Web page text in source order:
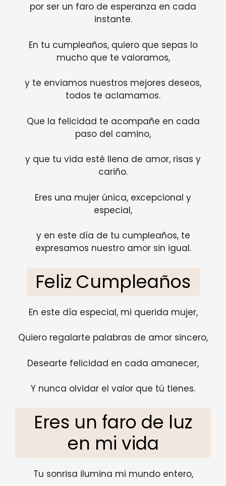
por ser un faro de esperanza en cada
instante.
En tu cumpleaños, quiero que sepas lo
mucho que te valoramos,
y te enviamos nuestros mejores deseos,
todos te aclamamos.
Que la felicidad te acompañe en cada
paso del camino,
y que tu vida esté llena de amor, risas y
cariño.
Eres una mujer única, excepcional y
especial,
y en este día de tu cumpleaños, te
expresamos nuestro amor sin igual.
Feliz Cumpleaños
En este día especial, mi querida mujer,
Quiero regalarte palabras de amor sincero,
Desearte felicidad en cada amanecer,
Y nunca olvidar el valor que tú tienes.
Eres un faro de luz
en mi vida
Tu sonrisa ilumina mi mundo entero,